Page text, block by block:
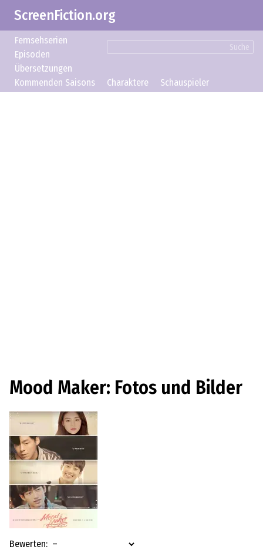
ScreenFiction.org
Suche
Fernsehserien
Episoden
Übersetzungen
Kommenden Saisons
Charaktere Schauspieler
Mood Maker: Fotos und Bilder
Bewerten: